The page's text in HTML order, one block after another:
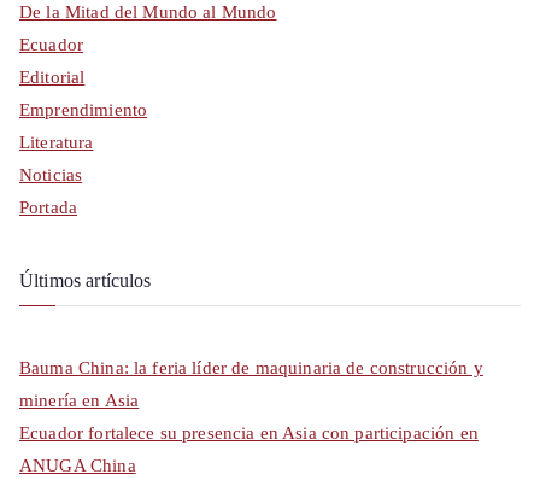
De la Mitad del Mundo al Mundo
Ecuador
Editorial
Emprendimiento
Literatura
Noticias
Portada
Últimos artículos
Bauma China: la feria líder de maquinaria de construcción y
minería en Asia
Ecuador fortalece su presencia en Asia con participación en
ANUGA China